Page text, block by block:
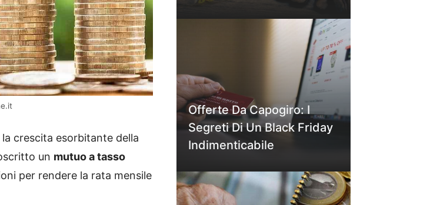
crescita esorbitante della
un mutuo a tasso
per rendere la rata mensile
Offerte Da Capogiro: I
Segreti Di Un Black Friday
Indimenticabile